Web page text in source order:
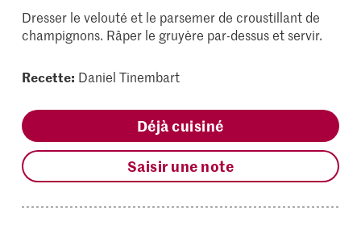
Dresser le velouté et le parsemer de croustillant de
champignons. Râper le gruyère par-dessus et servir.
Recette: Daniel Tinembart
Déjà cuisiné
Saisir une note